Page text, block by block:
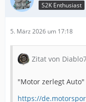
S2K Enthusiast
5. März 2026 um 17:18
Zitat von
"Motor zerlegt Auto"
https://